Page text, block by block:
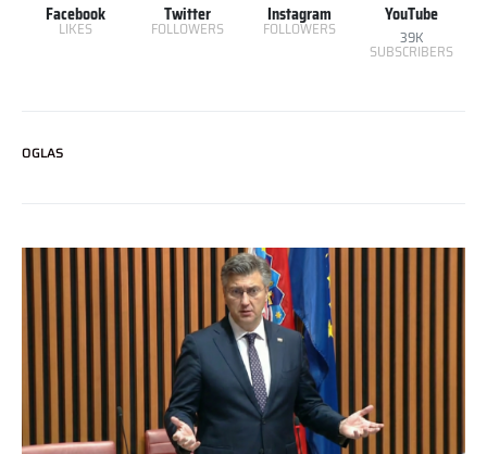
Facebook
LIKES
Twitter
FOLLOWERS
Instagram
FOLLOWERS
YouTube
39K
SUBSCRIBERS
OGLAS